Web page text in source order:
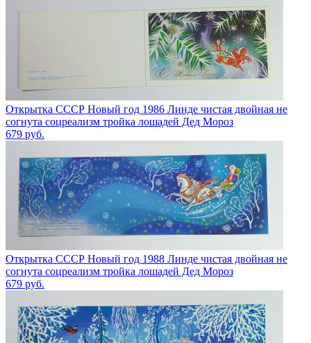
Открытка СССР Новый год 1986 Линде чистая двойная не
согнута соцреализм тройка лошадей Дед Мороз
679 руб.
Открытка СССР Новый год 1988 Линде чистая двойная не
согнута соцреализм тройка лошадей Дед Мороз
679 руб.